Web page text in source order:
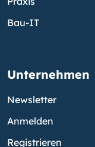
Bau-IT
Unternehmen
Newsletter
Anmelden
Registrieren